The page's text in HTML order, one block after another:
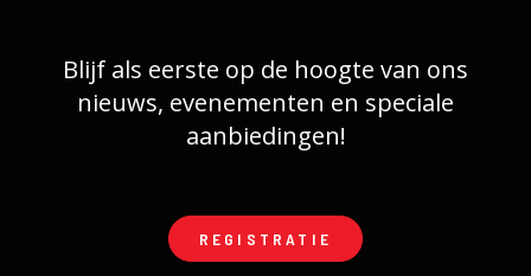
Blijf als eerste op de hoogte van ons
nieuws, evenementen en speciale
aanbiedingen!
REGISTRATIE